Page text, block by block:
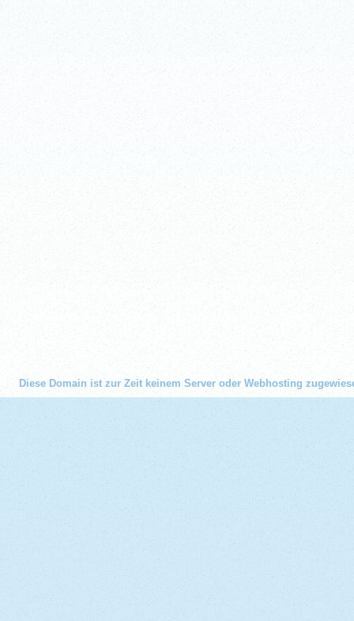
Diese Domain ist zur Zeit keinem Server oder Webhosting